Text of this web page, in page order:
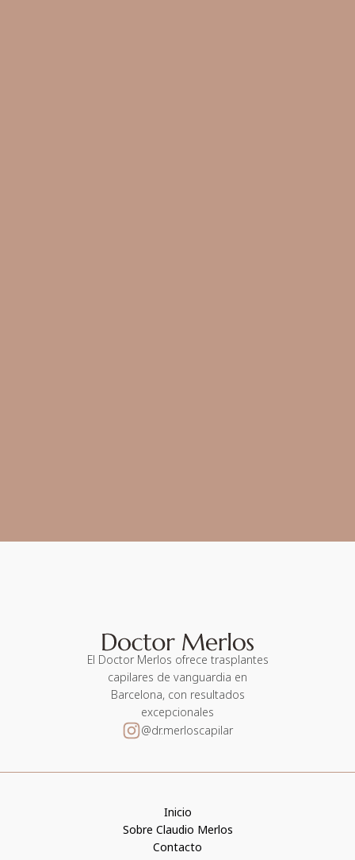
El Doctor Merlos ofrece trasplantes
capilares de vanguardia en
Barcelona, con resultados
excepcionales
@dr.merloscapilar
Inicio
Sobre Claudio Merlos
Contacto